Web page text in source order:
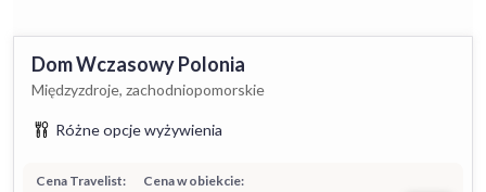
Dom Wczasowy Polonia
Międzyzdroje, zachodniopomorskie
Różne opcje wyżywienia
Cena w obiekcie:
Cena Travelist: